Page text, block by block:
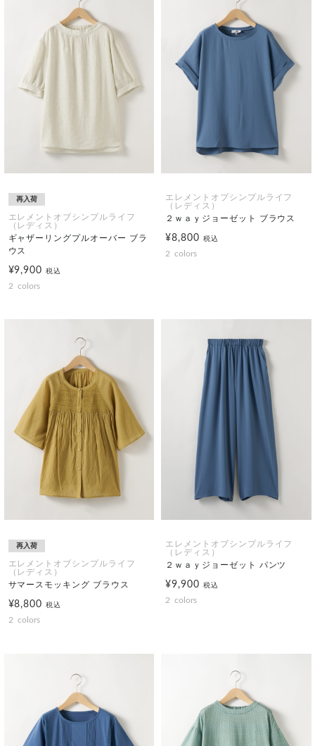
再入荷
エレメントオブシンプルライフ
（レディス）
ギャザーリングプルオーバー ブラ
ウス
¥9,900税込
2 colors
エレメントオブシンプルライフ
（レディス）
２ｗａｙジョーゼット ブラウス
¥8,800 税込
2 colors
再入荷
エレメントオブシンプルライフ
（レディス）
サマースモッキング ブラウス
¥8,800税込
2 colors
エレメントオブシンプルライフ
（レディス）
２ｗａｙジョーゼット パンツ
¥9,900 税込
2 colors